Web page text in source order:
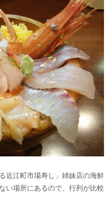
近江町市場寿し」姉妹店の海鮮
い場所にあるので、行列が比較